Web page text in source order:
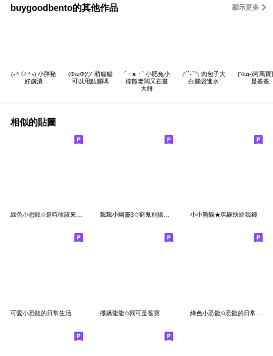
buygoodbento的其他作品 顯示更多
(˶＾⚇＾˵) 小胖豬
好崩潰
(ΦωΦ)ツ 萌貓貓
可以用點腦嗎
´・ᴥ・` 小肥兔小
棕熊老闆又在畫
大餅
₍ᵔ´ˋᵕˋˊᵔ₎ 肉包子大
白腦袋進水
(‘⊙д-)河馬寶
是爸爸
相似的貼圖
綠色小恐龍✩是時候該來棒賽了✩ 飄飄小幽靈3✩窮鬼別搞怪了✩ 小小熊貓★馬麻快給我錢
可愛小恐龍的日常生活 撒嬌龍龍✩我可是爸寶